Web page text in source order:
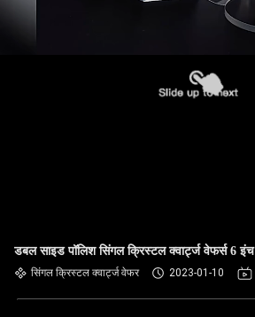
डबल साइड पॉलिश सिंगल क्रिस्टल क्वार्ट्ज वेफर्स 6 इंच
सिंगल क्रिस्टल क्वार्ट्ज वेफर 2023-01-10